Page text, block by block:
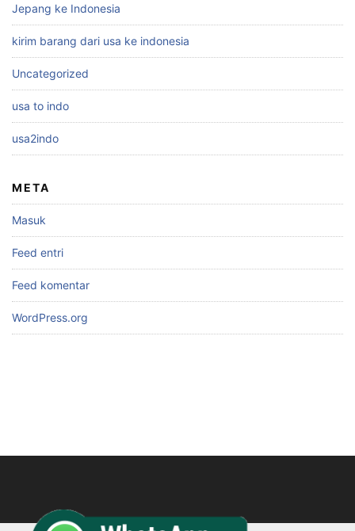
Jepang ke Indonesia
kirim barang dari usa ke indonesia
Uncategorized
usa to indo
usa2indo
META
Masuk
Feed entri
Feed komentar
WordPress.org